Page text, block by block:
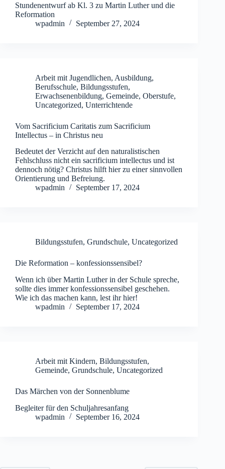
Stundenentwurf ab Kl. 3 zu Martin Luther und die
Reformation
wpadmin
September 27, 2024
Arbeit mit Jugendlichen, Ausbildung,
Berufsschule, Bildungsstufen,
Erwachsenenbildung, Gemeinde, Oberstufe,
Uncategorized, Unterrichtende
Vom Sacrificium Caritatis zum Sacrificium
Intellectus – in Christus neu
Bedeutet der Verzicht auf den naturalistischen
Fehlschluss nicht ein sacrificium intellectus und ist
dennoch nötig? Christus hilft hier zu einer sinnvollen
Orientierung und Befreiung.
wpadmin
September 17, 2024
Bildungsstufen, Grundschule, Uncategorized
Die Reformation – konfessionssensibel?
Wenn ich über Martin Luther in der Schule spreche,
sollte dies immer konfessionssensibel geschehen.
Wie ich das machen kann, lest ihr hier!
wpadmin
September 17, 2024
Arbeit mit Kindern, Bildungsstufen,
Gemeinde, Grundschule, Uncategorized
Das Märchen von der Sonnenblume
Begleiter für den Schuljahresanfang
wpadmin
September 16, 2024